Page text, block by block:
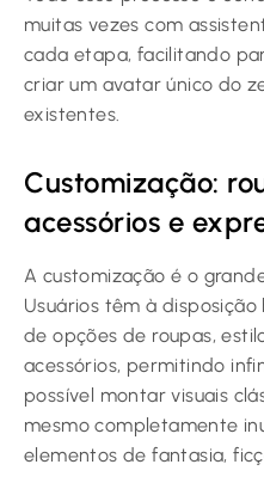
muitas vezes com
cada etapa, facilitando
criar um avatar único do
existentes.
Customização:
acessórios e
A customização é o
Usuários têm à
de opções de roupas,
acessórios, permitindo
possível montar visuais
mesmo completamente
elementos de fantasia,